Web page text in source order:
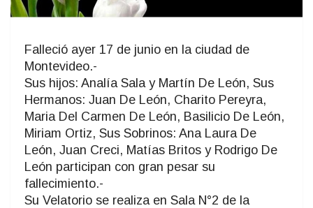
Falleció ayer 17 de junio en la ciudad de
Montevideo.-
Sus hijos: Analía Sala y Martín De León, Sus
Hermanos: Juan De León, Charito Pereyra,
Maria Del Carmen De León, Basilicio De León,
Miriam Ortiz, Sus Sobrinos: Ana Laura De
León, Juan Creci, Matías Britos y Rodrigo De
León participan con gran pesar su
fallecimiento.-
Su Velatorio se realiza en Sala N°2 de la